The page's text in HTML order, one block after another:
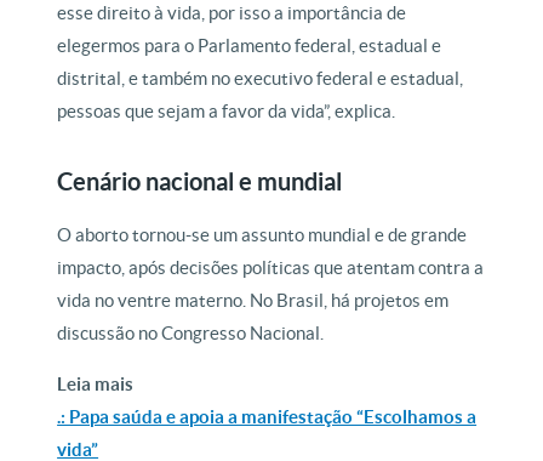
esse direito à vida, por isso a importância de
elegermos para o Parlamento federal, estadual e
distrital, e também no executivo federal e estadual,
pessoas que sejam a favor da vida”, explica.
Cenário nacional e mundial
O aborto tornou-se um assunto mundial e de grande
impacto, após decisões políticas que atentam contra a
vida no ventre materno. No Brasil, há projetos em
discussão no Congresso Nacional.
Leia mais
.: Papa saúda e apoia a manifestação “Escolhamos a
vida”